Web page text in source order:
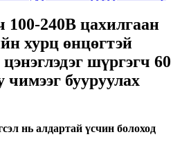
100-240В цахилгаан
хурц өнцөгтэй
шүргэгч 60
чимээг бууруулах
нь алдартай үсчин болоход